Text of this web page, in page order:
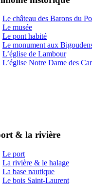
Le château des Barons du
Le musée
Le pont habité
Le monument aux
L’église de Lambour
L’église Notre Dame des
& la rivière
Le port
La rivière & le halage
La base nautique
Le bois Saint-Laurent